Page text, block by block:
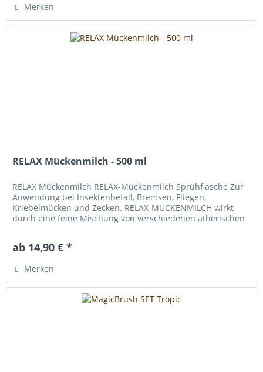
Merken
RELAX Mückenmilch - 500 ml
RELAX Mückenmilch RELAX-Mückenmilch Sprühflasche Zur
Anwendung bei Insektenbefall, Bremsen, Fliegen,
Kriebelmücken und Zecken. RELAX-MÜCKENMILCH wirkt
durch eine feine Mischung von verschiedenen ätherischen
ab 14,90 € *
Merken